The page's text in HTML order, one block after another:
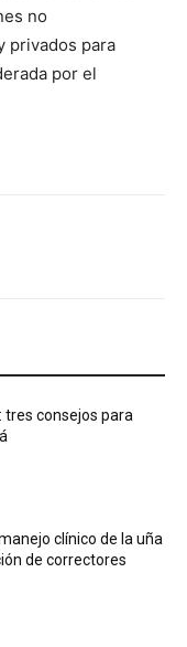
no
privados para
por el
tres consejos para
clínico de la uña
de correctores